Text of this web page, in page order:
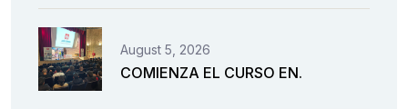
August 5, 2026
COMIENZA EL CURSO EN.